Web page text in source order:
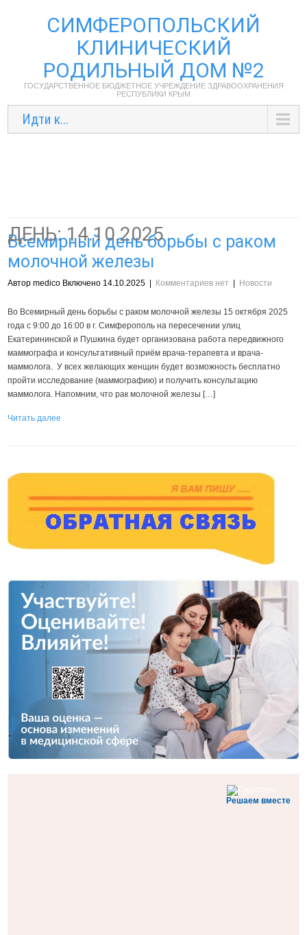
СИМФЕРОПОЛЬСКИЙ
КЛИНИЧЕСКИЙ
РОДИЛЬНЫЙ ДОМ №2
ГОСУДАРСТВЕННОЕ БЮДЖЕТНОЕ УЧРЕЖДЕНИЕ ЗДРАВООХРАНЕНИЯ
РЕСПУБЛИКИ КРЫМ
Идти к...
ДЕНЬ:14.10.2025
Всемирный день борьбы с раком
молочной железы
Автор medico Включено 14.10.2025 Комментариев нет Новости
Во Всемирный день борьбы с раком молочной железы 15 октября 2025
года с 9:00 до 16:00 в г. Симферополь на пересечении улиц
Екатерининской и Пушкина будет организована работа передвижного
маммографа и консультативный приём врача-терапевта и врача-
маммолога. У всех желающих женщин будет возможность бесплатно
пройти исследование (маммографию) и получить консультацию
маммолога. Напомним, что рак молочной железы […]
Читать далее
Решаем вместе